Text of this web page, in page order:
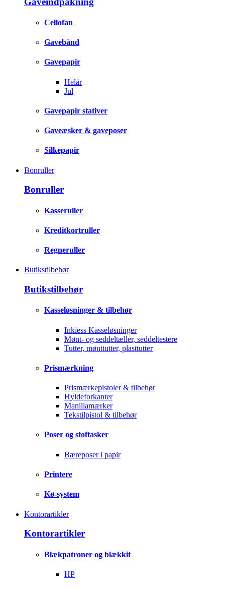
Cellofan
Gavebånd
Gavepapir
Helår
Jul
Gavepapir stativer
Gaveæsker & gaveposer
Silkepapir
Bonruller
Bonruller
Kasseruller
Kreditkortruller
Regneruller
Butikstilbehør
Butikstilbehør
Kasseløsninger & tilbehør
Inkiess Kasseløsninger
Mønt- og seddeltæller, seddeltestere
Tutter, mønttutter, plasttutter
Prismærkning
Prismærkepistoler & tilbehør
Hyldeforkanter
Manillamærker
Tekstilpistol & tilbehør
Poser og stoftasker
Bæreposer i papir
Printere
Kø-system
Kontorartikler
Kontorartikler
Blækpatroner og blækkit
HP